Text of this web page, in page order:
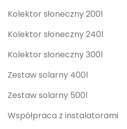
Kolektor słoneczny 200l
Kolektor słoneczny 240l
Kolektor słoneczny 300l
Zestaw solarny 400l
Zestaw solarny 500l
Współpraca z instalatorami